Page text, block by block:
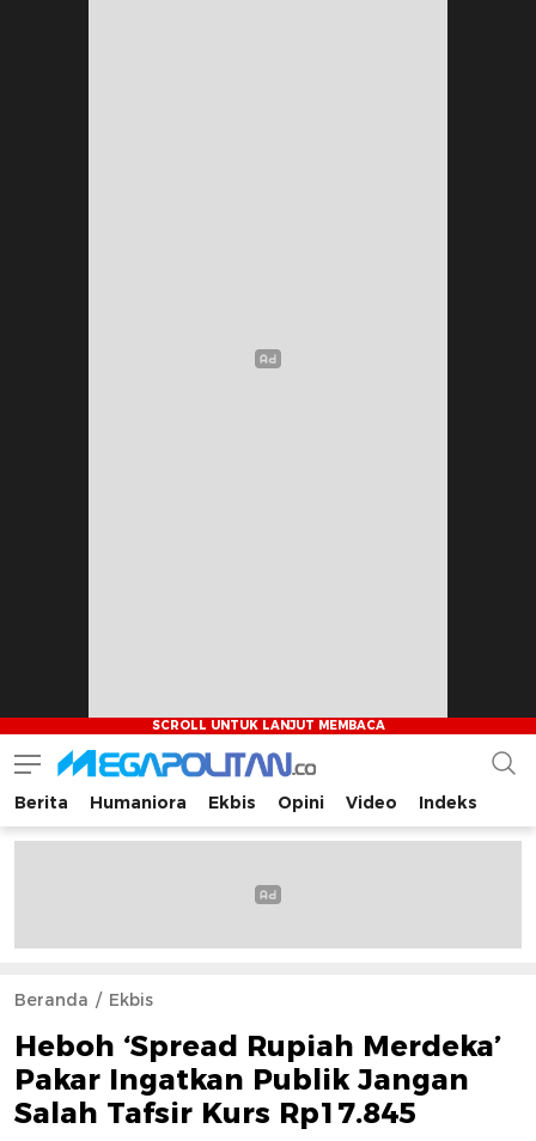
Megapolitan.co
Menyajikan berita-berita fakta bagi pembaca
Berita Humaniora Ekbis Opini Video Indeks
Beranda Ekbis
Heboh ‘Spread Rupiah Merdeka’
Pakar Ingatkan Publik Jangan
Salah Tafsir Kurs Rp17.845